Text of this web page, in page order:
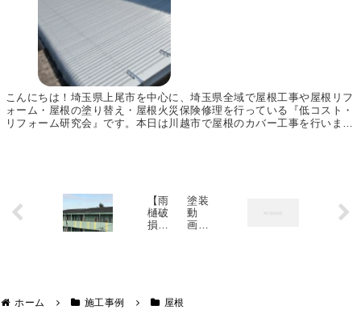
こんにちは！埼玉県上尾市を中心に、埼玉県全域で屋根工事や屋根リフ
ォーム・屋根の塗り替え・屋根火災保険修理を行っている『低コスト・
リフォーム研究会』です。本日は川越市で屋根のカバー工事を行いまし
【雨
樋破
損】
に⁉
塗装
動
画
ホーム 施工事例 屋根